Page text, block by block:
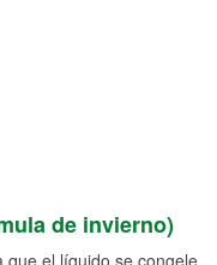
de invierno)